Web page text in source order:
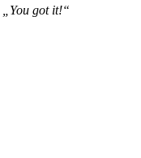
„You got it!“